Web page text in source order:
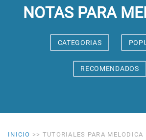
NOTAS PARA
CATEGORIAS
RECOMENDADOS
INICIO >> TUTORIALES PARA MELODICA